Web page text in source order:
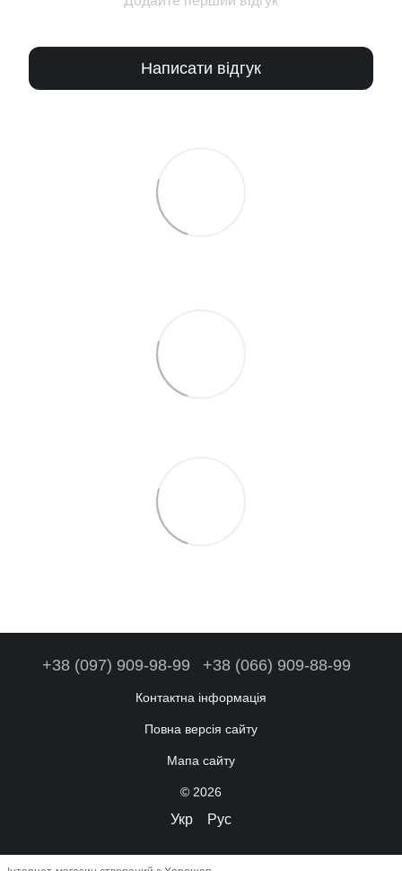
Написати відгук
+38 (097) 909-98-99 +38 (066) 909-88-99
Контактна інформація
Повна версія сайту
Мапа сайту
© 2026
Укр Рус